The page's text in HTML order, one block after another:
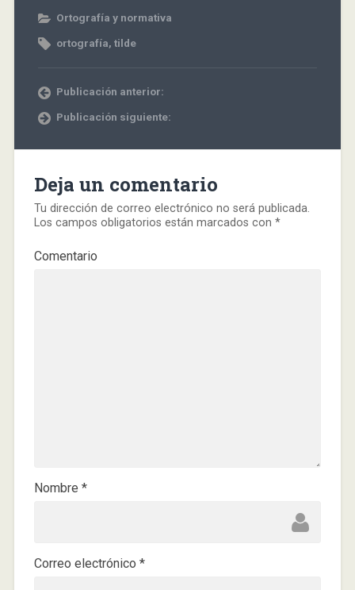
Ortografía y normativa
ortografía, tilde
Publicación anterior:
Publicación siguiente:
Deja un comentario
Tu dirección de correo electrónico no será publicada.
Los campos obligatorios están marcados con *
Comentario
Nombre *
Correo electrónico *